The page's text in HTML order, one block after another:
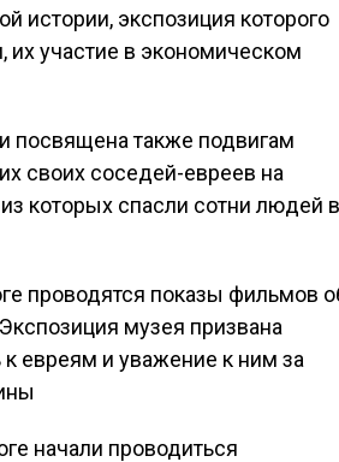
истории, экспозиция которого
их участие в экономическом
посвящена также подвигам
своих соседей-евреев на
которых спасли сотни людей в
проводятся показы фильмов
музея призвана
евреям и уважение к ним за
начали проводиться